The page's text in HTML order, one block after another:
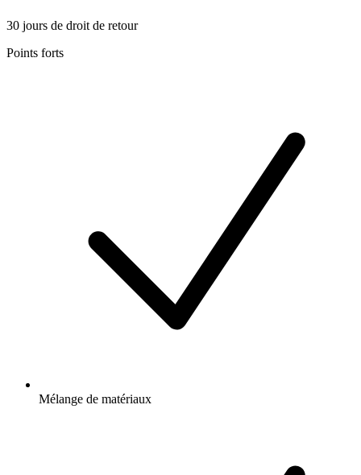
30 jours de droit de retour
Points forts
Mélange de matériaux